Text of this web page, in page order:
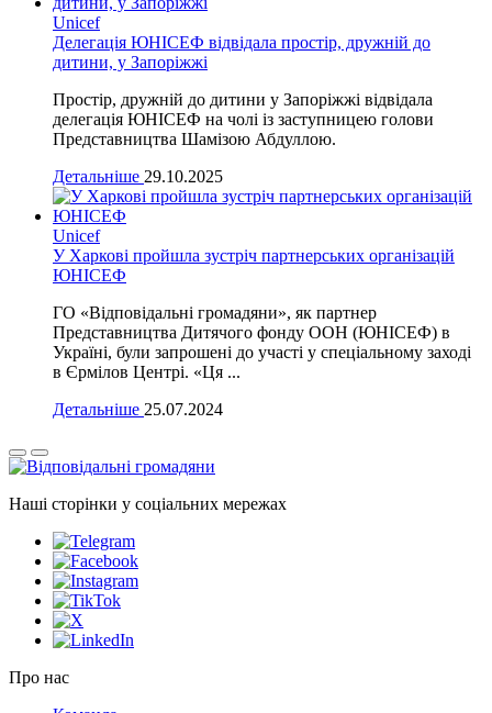
Unicef
Делегація ЮНІСЕФ відвідала простір, дружній до
дитини, у Запоріжжі
Простір, дружній до дитини у Запоріжжі відвідала
делегація ЮНІСЕФ на чолі із заступницею голови
Представництва Шамізою Абдуллою.
Детальніше 29.10.2025
Unicef
У Харкові пройшла зустріч партнерських організацій
ЮНІСЕФ
ГО «Відповідальні громадяни», як партнер
Представництва Дитячого фонду ООН (ЮНІСЕФ) в
Україні, були запрошені до участі у спеціальному заході
в Єрмілов Центрі. «Ця ...
Детальніше 25.07.2024
Наші сторінки у соціальних мережах
Про нас